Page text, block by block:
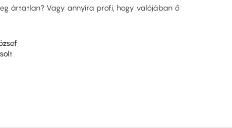
ártatlan? Vagy annyira profi, hogy valójában ő